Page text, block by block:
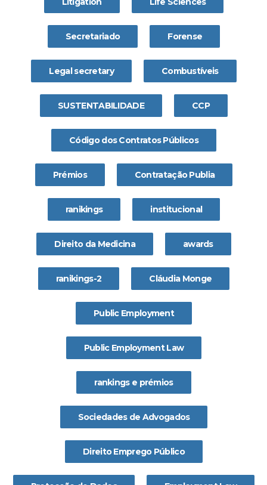
Secretariado Forense
Legal secretary Combustíveis
SUSTENTABILIDADE CCP
Código dos Contratos Públicos
Prémios Contratação Publia
ranikings institucional
Direito da Medicina awards
ranikings-2 Cláudia Monge
Public Employment
Public Employment Law
rankings e prémios
Sociedades de Advogados
Direito Emprego Público